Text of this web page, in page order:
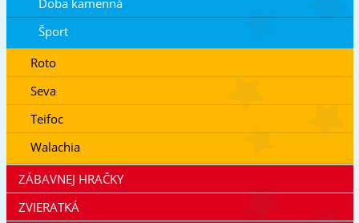
Šport
Roto
Seva
Teifoc
Walachia
ZÁBAVNEJ HRAČKY
ZVIERATKÁ